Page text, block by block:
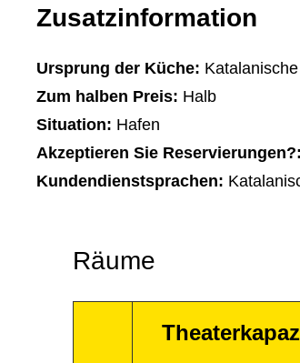
Zusatzinformation
Ursprung der Küche:
Zum halben Preis: Halb
Situation: Hafen
Akzeptieren Sie Reservierungen?:
Kundendienstsprachen:
Räume